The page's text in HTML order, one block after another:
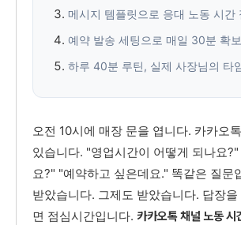
메시지 템플릿으로 응대 노동 시간
예약 발송 세팅으로 매일 30분 확
하루 40분 루틴, 실제 사장님의 타
오전 10시에 매장 문을 엽니다. 카카오
있습니다. "영업시간이 어떻게 되나요
요?" "예약하고 싶은데요." 똑같은 질문
받았습니다. 그제도 받았습니다. 답장
면 점심시간입니다. 카카오톡 채널 노동 시